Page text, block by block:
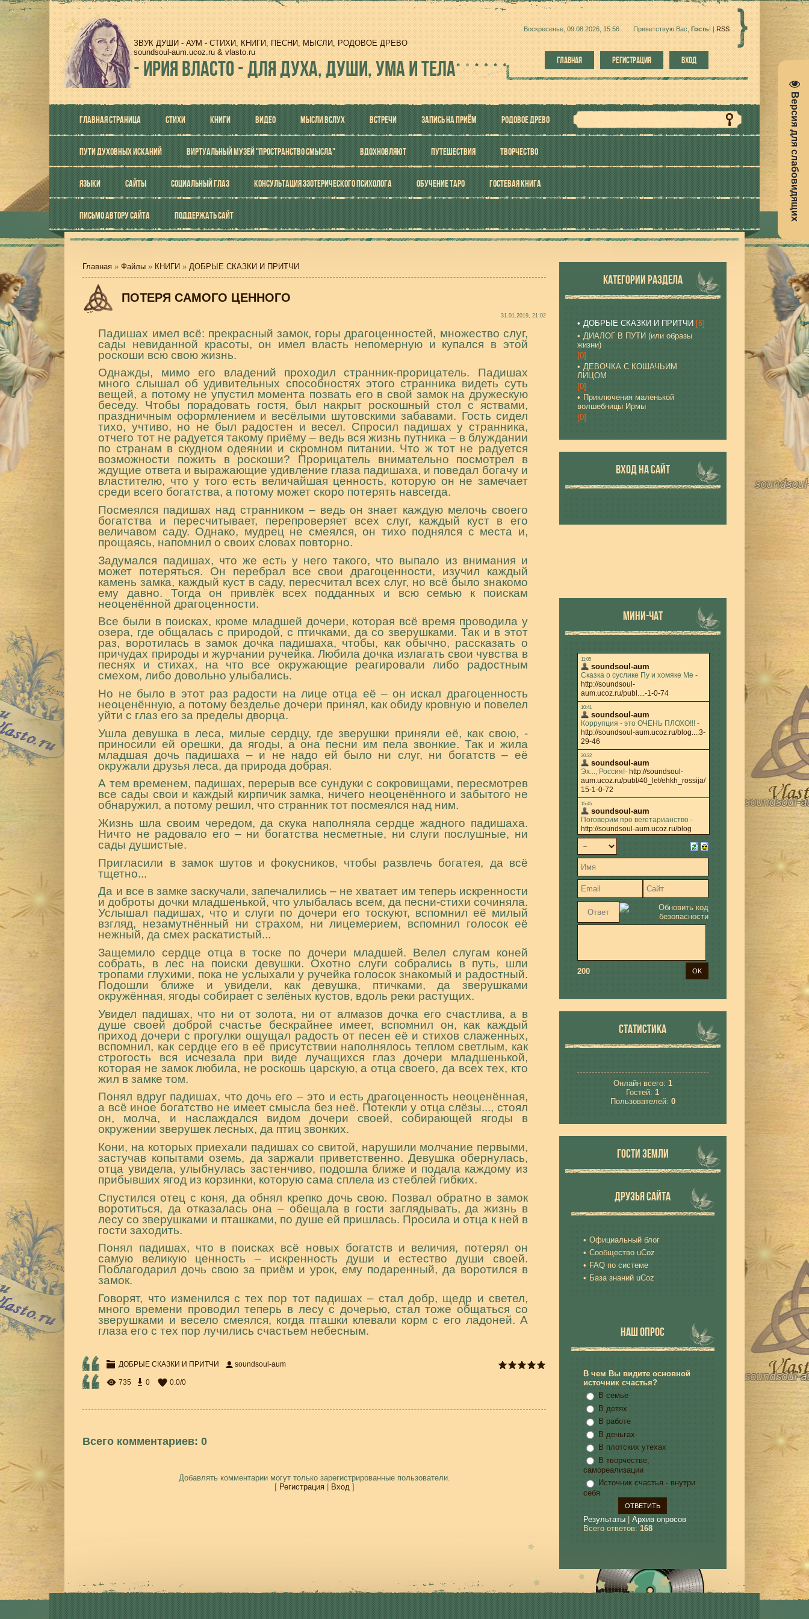
Версия для слабовидящих
ЗВУК ДУШИ - АУМ - СТИХИ, КНИГИ, ПЕСНИ, МЫСЛИ, РОДОВОЕ ДРЕВО
soundsoul-aum.ucoz.ru & vlasto.ru
-ИРИЯ ВЛАСТО - ДЛЯ ДУХА, ДУШИ, УМА И ТЕЛА
Воскресенье, 09.08.2026, 15:56 Приветствую Вас Гость! | RSS
ГЛАВНАЯ РЕГИСТРАЦИЯ ВХОД
ГЛАВНАЯ СТРАНИЦА СТИХИ КНИГИ ВИДЕО МЫСЛИ ВСЛУХ ВСТРЕЧИ ЗАПИСЬ НА ПРИЁМ РОДОВОЕ ДРЕВО
ПУТИ ДУХОВНЫХ ИСКАНИЙ ВИРТУАЛЬНЫЙ МУЗЕЙ "ПРОСТРАНСТВО СМЫСЛА" ВДОХНОВЛЯЮТ ПУТЕШЕСТВИЯ ТВОРЧЕСТВО
ЯЗЫКИ САЙТЫ СОЦИАЛЬНЫЙ ГЛАЗ КОНСУЛЬТАЦИЯ ЭЗОТЕРИЧЕСКОГО ПСИХОЛОГА ОБУЧЕНИЕ ТАРО ГОСТЕВАЯ КНИГА
ПИСЬМО АВТОРУ САЙТА ПОДДЕРЖАТЬ САЙТ
Главная » Файлы » КНИГИ » ДОБРЫЕ СКАЗКИ И ПРИТЧИ
ПОТЕРЯ САМОГО ЦЕННОГО
31.01.2019, 21:02
Падишах имел всё: прекрасный замок, горы драгоценностей, множество слуг,
сады невиданной красоты, он имел власть непомерную и купался в этой
роскоши всю свою жизнь.
Однажды, мимо его владений проходил странник-прорицатель. Падишах
много слышал об удивительных способностях этого странника видеть суть
вещей, а потому не упустил момента позвать его в свой замок на дружескую
беседу. Чтобы порадовать гостя, был накрыт роскошный стол с яствами,
праздничным оформлением и весёлыми шутовскими забавами. Гость сидел
тихо, учтиво, но не был радостен и весел. Спросил падишах у странника,
отчего тот не радуется такому приёму – ведь вся жизнь путника – в блуждании
по странам в скудном одеянии и скромном питании. Что ж тот не радуется
возможности пожить в роскоши? Прорицатель внимательно посмотрел в
ждущие ответа и выражающие удивление глаза падишаха, и поведал богачу и
властителю, что у того есть величайшая ценность, которую он не замечает
среди всего богатства, а потому может скоро потерять навсегда.
Посмеялся падишах над странником – ведь он знает каждую мелочь своего
богатства и пересчитывает, перепроверяет всех слуг, каждый куст в его
величавом саду. Однако, мудрец не смеялся, он тихо поднялся с места и,
прощаясь, напомнил о своих словах повторно.
Задумался падишах, что же есть у него такого, что выпало из внимания и
может потеряться. Он перебрал все свои драгоценности, изучил каждый
камень замка, каждый куст в саду, пересчитал всех слуг, но всё было знакомо
ему давно. Тогда он привлёк всех подданных и всю семью к поискам
неоценённой драгоценности.
Все были в поисках, кроме младшей дочери, которая всё время проводила у
озера, где общалась с природой, с птичками, да со зверушками. Так и в этот
раз, воротилась в замок дочка падишаха, чтобы, как обычно, рассказать о
причудах природы и журчании ручейка. Любила дочка излагать свои чувства в
песнях и стихах, на что все окружающие реагировали либо радостным
смехом, либо довольно улыбались.
Но не было в этот раз радости на лице отца её – он искал драгоценность
неоценённую, а потому безделье дочери принял, как обиду кровную и повелел
уйти с глаз его за пределы дворца.
Ушла девушка в леса, милые сердцу, где зверушки приняли её, как свою, -
приносили ей орешки, да ягоды, а она песни им пела звонкие. Так и жила
младшая дочь падишаха – и не надо ей было ни слуг, ни богатств – её
окружали друзья леса, да природа добрая.
А тем временем, падишах, перерыв все сундуки с сокровищами, пересмотрев
все сады свои и каждый кирпичик замка, ничего неоценённого и забытого не
обнаружил, а потому решил, что странник тот посмеялся над ним.
Жизнь шла своим чередом, да скука наполняла сердце жадного падишаха.
Ничто не радовало его – ни богатства несметные, ни слуги послушные, ни
сады душистые.
Пригласили в замок шутов и фокусников, чтобы развлечь богатея, да всё
тщетно...
Да и все в замке заскучали, запечалились – не хватает им теперь искренности
и доброты дочки младшенькой, что улыбалась всем, да песни-стихи сочиняла.
Услышал падишах, что и слуги по дочери его тоскуют, вспомнил её милый
взгляд, незамутнённый ни страхом, ни лицемерием, вспомнил голосок её
нежный, да смех раскатистый...
Защемило сердце отца в тоске по дочери младшей. Велел слугам коней
собрать, в лес на поиски девушки. Охотно слуги собрались в путь, шли
тропами глухими, пока не услыхали у ручейка голосок знакомый и радостный.
Подошли ближе и увидели, как девушка, птичками, да зверушками
окружённая, ягоды собирает с зелёных кустов, вдоль реки растущих.
Увидел падишах, что ни от золота, ни от алмазов дочка его счастлива, а в
душе своей доброй счастье бескрайнее имеет, вспомнил он, как каждый
приход дочери с прогулки ощущал радость от песен её и стихов слаженных,
вспомнил, как сердце его в её присутствии наполнялось теплом светлым, как
строгость вся исчезала при виде лучащихся глаз дочери младшенькой,
которая не замок любила, не роскошь царскую, а отца своего, да всех тех, кто
жил в замке том.
Понял вдруг падишах, что дочь его – это и есть драгоценность неоценённая,
а всё иное богатство не имеет смысла без неё. Потекли у отца слёзы..., стоял
он, молча, и наслаждался видом дочери своей, собирающей ягоды в
окружении зверушек лесных, да птиц звонких.
Кони, на которых приехали падишах со свитой, нарушили молчание первыми,
застучав копытами оземь, да заржали приветственно. Девушка обернулась,
отца увидела, улыбнулась застенчиво, подошла ближе и подала каждому из
прибывших ягод из корзинки, которую сама сплела из стеблей гибких.
Спустился отец с коня, да обнял крепко дочь свою. Позвал обратно в замок
воротиться, да отказалась она – обещала в гости заглядывать, да жизнь в
лесу со зверушками и пташками, по душе ей пришлась. Просила и отца к ней в
гости заходить.
Понял падишах, что в поисках всё новых богатств и величия, потерял он
самую великую ценность – искренность души и естество души своей.
Поблагодарил дочь свою за приём и урок, ему подаренный, да воротился в
замок.
Говорят, что изменился с тех пор тот падишах – стал добр, щедр и светел,
много времени проводил теперь в лесу с дочерью, стал тоже общаться со
зверушками и весело смеялся, когда пташки клевали корм с его ладоней. А
глаза его с тех пор лучились счастьем небесным.
ДОБРЫЕ СКАЗКИ И ПРИТЧИ soundsoul-aum
735 0 0.0/0
Всего комментариев: 0
Добавлять комментарии могут только зарегистрированные пользователи.
[ Регистрация| Вход]
КАТЕГОРИИ РАЗДЕЛА
ДОБРЫЕ СКАЗКИ И ПРИТЧИ [6]
ДИАЛОГ В ПУТИ (или образы
жизни)
[0]
ДЕВОЧКА С КОШАЧЬИМ
ЛИЦОМ
[0]
Приключения маленькой
волшебницы Ирмы
[0]
ВХОД НА САЙТ
МИНИ-ЧАТ
200
СТАТИСТИКА
Онлайн всего: 1
Гостей:1
Пользователей: 0
ГОСТИ ЗЕМЛИ
ДРУЗЬЯ САЙТА
Официальный блог
Сообщество uCoz
FAQ по системе
База знаний uCoz
НАШ ОПРОС
В чем Вы видите основной
источник счастья?
В семье
В детях
В работе
В деньгах
В плотских утехах
В творчестве,
самореализации
Источник счастья - внутри
себя
Результаты| Архив опросов
Всего ответов: 168